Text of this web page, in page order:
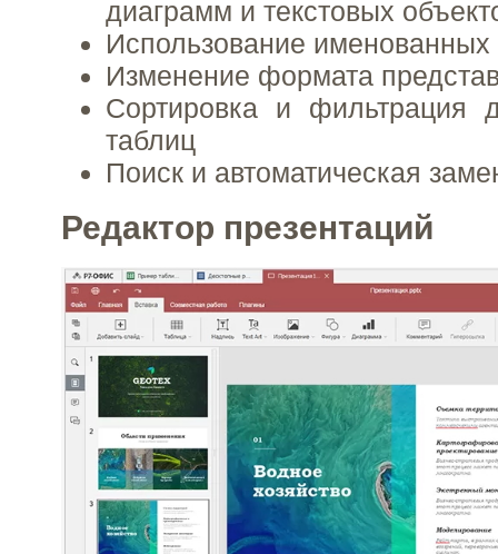
диаграмм и текстовых
Использование именованных
Изменение формата
Сортировка и фильтрация
таблиц
Поиск и автоматическая
Редактор презентаций